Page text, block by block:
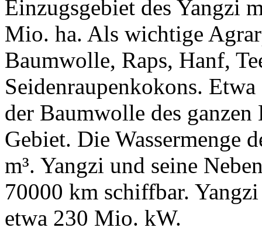
Einzugsgebiet des Yangzi
Mio. ha. Als wichtige
Baumwolle, Raps, Hanf,
Seidenraupenkokons.
der Baumwolle des ganzen
Gebiet. Die Wassermenge
m³. Yangzi und seine
70000 km schiffbar.
etwa 230 Mio. kW.